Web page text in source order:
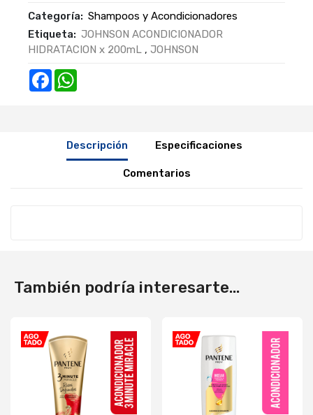
Categoría: Shampoos y Acondicionadores
Etiqueta: JOHNSON ACONDICIONADOR
HIDRATACION x 200mL , JOHNSON
Facebook
Descripción Especificaciones
Comentarios
También podría interesarte...